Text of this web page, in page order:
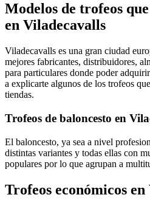
Modelos de trofeos
en Viladecavalls
Viladecavalls es una gran ciudad
mejores fabricantes, distribuidores,
para particulares donde poder
a explicarte algunos de los trofeos
tiendas.
Trofeos de baloncesto en
El baloncesto, ya sea a nivel
distintas variantes y todas ellas con
populares por lo que agrupan a
Trofeos económicos